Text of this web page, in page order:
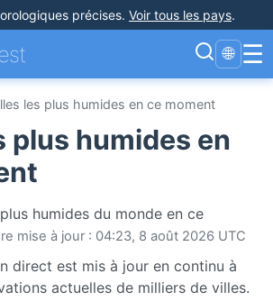
précises. Voir tous les pays.
🌐 ☰
les plus humides en ce moment
plus humides en
humides du monde en ce
mise à jour : 04:23, 8 août 2026 UTC
direct est mis à jour en continu à
actuelles de milliers de villes.